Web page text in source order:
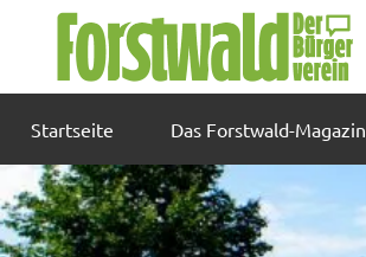
Startseite Das Forstwald-Magazin